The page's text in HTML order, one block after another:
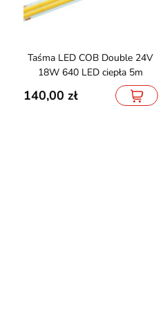
Taśma LED COB Double 24V
18W 640 LED ciepła 5m
140,00